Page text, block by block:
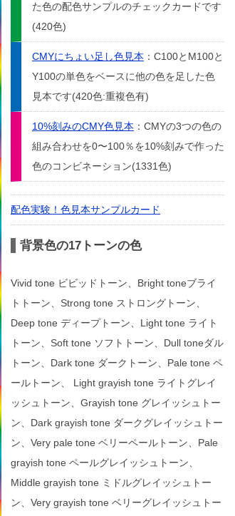
た色の配色サンプルのチェックカードです
(420色)
CMYにちょい足し色見本 ：C100とM100と
Y100の単色をベースに他の色を足した色
見本です(420色:重複色有)
10%刻みのCMY色見本 ：CMYの3つの色の
組み合わせを0〜100％を10%刻みで作った
色のコンビネーション(1331色)
配色実験！色見本サンプルカード
背景色の17トーンの色
Vivid tone ビビッドトーン、Bright toneブライ
トトーン、Strong tone ストロングトーン、
Deep tone ディープトーン、Light tone ライト
トーン、Soft tone ソフトトーン、Dull toneダル
トーン、Dark tone ダークトーン、Pale tone ペ
ールトーン、 Light grayish tone ライトグレイ
ッシュトーン、Grayish tone グレイッシュトー
ン、Dark grayish tone ダークグレイッシュトー
ン、Very pale tone ベリーペールトーン、Pale
grayish tone ペールグレイッシュトーン、
Middle grayish tone ミドルグレイッシュトー
ン、Very grayish tone ベリーグレイッシュトー